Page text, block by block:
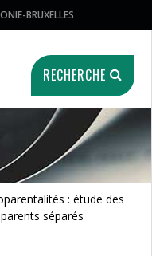
BRUXELLES
RECHERCHE
: étude des
séparés